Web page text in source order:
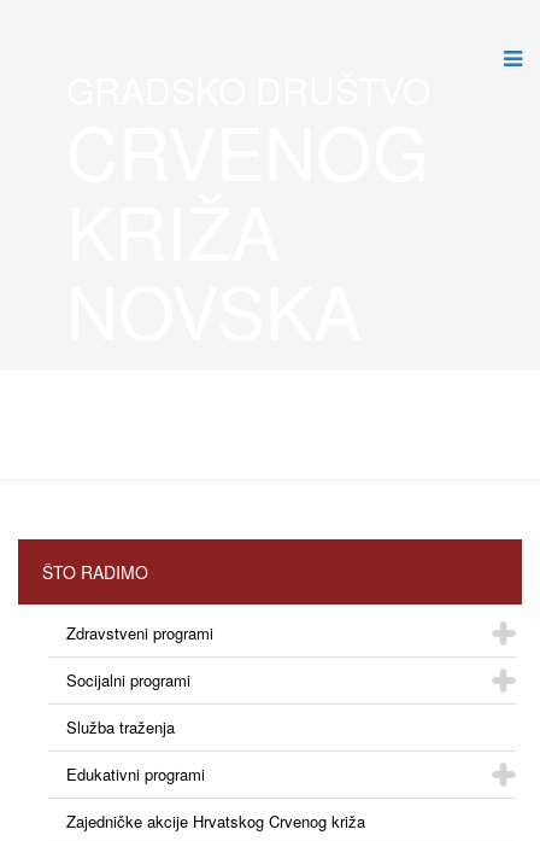
ŠTO RADIMO
Zdravstveni programi
Socijalni programi
Služba traženja
Edukativni programi
Zajedničke akcije Hrvatskog Crvenog križa